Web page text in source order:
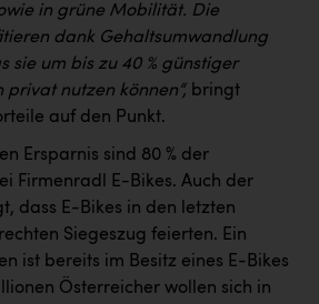
in grüne Mobilität. Die
dank Gehaltsumwandlung
sie um bis zu 40 % günstiger
nutzen können“, bringt
auf den Punkt.
Ersparnis sind 80 % der
Firmenradl E-Bikes. Auch der
dass E-Bikes in den letzten
Siegeszug feierten. Ein
ist bereits im Besitz eines E-Bikes
Österreicher wollen sich in